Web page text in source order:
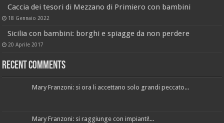
Caccia dei tesori di Mezzano di Primiero con bambini
18 Gennaio 2022
Sicilia con bambini: borghi e spiagge da non perdere
20 Aprile 2017
Recent Comments
Mary Franzoni: si ora li accettano solo grandi peccato...
Mary Franzoni: si raggiunge con impianti!...